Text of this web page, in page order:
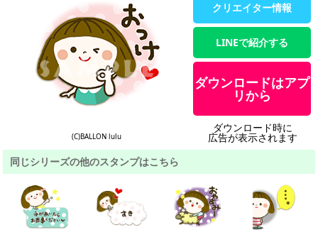
(C)BALLON lulu
クリエイター情報
LINEで紹介する
ダウンロードはアプ
リから
ダウンロード時に
広告が表示されます
同じシリーズの他のスタンプはこちら